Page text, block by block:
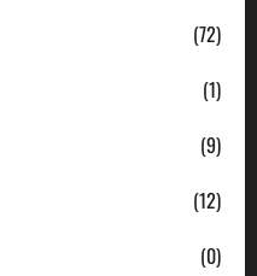
(72)
(1)
(9)
(12)
(0)